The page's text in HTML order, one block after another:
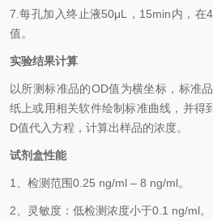
7. 每孔加入终止液50μL，15min内，在
值。
实验结果计算
以所测标准品的OD值为横坐标， 标准
纸上或用相关软件绘制标准曲线 ，并得
D值代入方程，计算出样品的浓度。
试剂盒性能
1、 检测范围0.25 ng/ml – 8 ng/ml。
2、 灵敏度：低检测浓度小于0.1 ng/ml。